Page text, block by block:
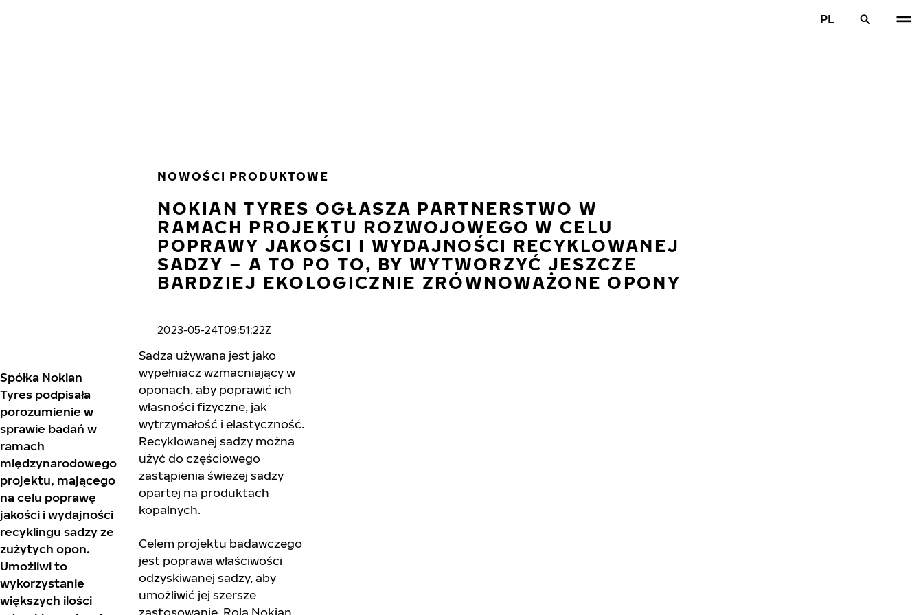
PL
NOWOŚCI PRODUKTOWE
NOKIAN TYRES OGŁASZA PARTNERSTWO W
RAMACH PROJEKTU ROZWOJOWEGO W CELU
POPRAWY JAKOŚCI I WYDAJNOŚCI RECYKLOWANEJ
SADZY – A TO PO TO, BY WYTWORZYĆ JESZCZE
BARDZIEJ EKOLOGICZNIE ZRÓWNOWAŻONE OPONY
2023-05-24T09:51:22Z
Spółka Nokian
Tyres podpisała
porozumienie w
sprawie badań w
ramach
międzynarodowego
projektu, mającego
na celu poprawę
jakości i wydajności
recyklingu sadzy ze
zużytych opon.
Umożliwi to
wykorzystanie
większych ilości
Sadza używana jest jako
wypełniacz wzmacniający w
oponach, aby poprawić ich
własności fizyczne, jak
wytrzymałość i elastyczność.
Recyklowanej sadzy można
użyć do częściowego
zastąpienia świeżej sadzy
opartej na produktach
kopalnych.
Celem projektu badawczego
jest poprawa właściwości
odzyskiwanej sadzy, aby
umożliwić jej szersze
zastosowanie. Rola Nokian